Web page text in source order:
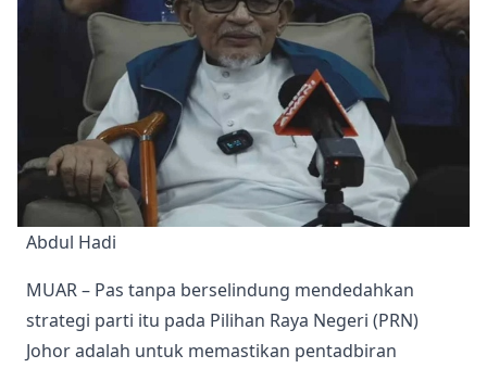
Abdul Hadi
MUAR – Pas tanpa berselindung mendedahkan
strategi parti itu pada Pilihan Raya Negeri (PRN)
Johor adalah untuk memastikan pentadbiran